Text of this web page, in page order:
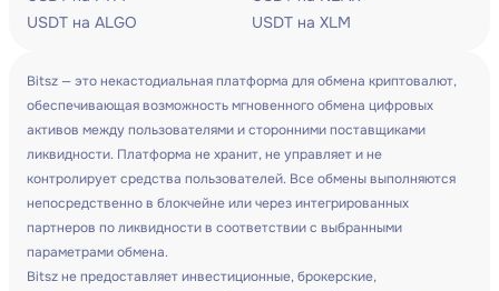
USDT на ALGO
USDT на XLM
Bitsz — это некастодиальная платформа для обмена криптовалют,
обеспечивающая возможность мгновенного обмена цифровых
активов между пользователями и сторонними поставщиками
ликвидности. Платформа не хранит, не управляет и не
контролирует средства пользователей. Все обмены выполняются
непосредственно в блокчейне или через интегрированных
партнеров по ликвидности в соответствии с выбранными
параметрами обмена.
Bitsz не предоставляет инвестиционные, брокерские,